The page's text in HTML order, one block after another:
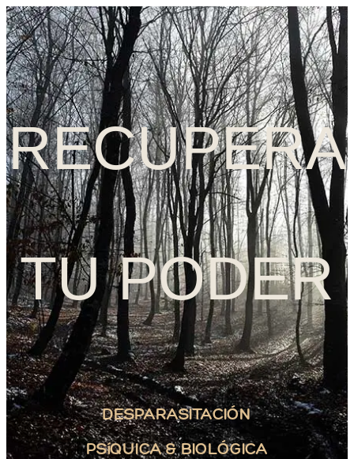
RECUPERA
TU PODER
DESPARASITACIÓN
PSíQUICA & BIOLÓGICA